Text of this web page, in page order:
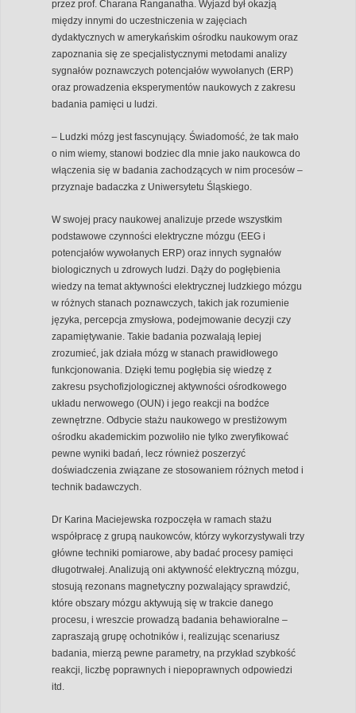
przez prof. Charana Ranganatha. Wyjazd był okazją
między innymi do uczestniczenia w zajęciach
dydaktycznych w amerykańskim ośrodku naukowym oraz
zapoznania się ze specjalistycznymi metodami analizy
sygnałów poznawczych potencjałów wywołanych (ERP)
oraz prowadzenia eksperymentów naukowych z zakresu
badania pamięci u ludzi.
– Ludzki mózg jest fascynujący. Świadomość, że tak mało
o nim wiemy, stanowi bodziec dla mnie jako naukowca do
włączenia się w badania zachodzących w nim procesów –
przyznaje badaczka z Uniwersytetu Śląskiego.
W swojej pracy naukowej analizuje przede wszystkim
podstawowe czynności elektryczne mózgu (EEG i
potencjałów wywołanych ERP) oraz innych sygnałów
biologicznych u zdrowych ludzi. Dąży do pogłębienia
wiedzy na temat aktywności elektrycznej ludzkiego mózgu
w różnych stanach poznawczych, takich jak rozumienie
języka, percepcja zmysłowa, podejmowanie decyzji czy
zapamiętywanie. Takie badania pozwalają lepiej
zrozumieć, jak działa mózg w stanach prawidłowego
funkcjonowania. Dzięki temu pogłębia się wiedzę z
zakresu psychofizjologicznej aktywności ośrodkowego
układu nerwowego (OUN) i jego reakcji na bodźce
zewnętrzne. Odbycie stażu naukowego w prestiżowym
ośrodku akademickim pozwoliło nie tylko zweryfikować
pewne wyniki badań, lecz również poszerzyć
doświadczenia związane ze stosowaniem różnych metod i
technik badawczych.
Dr Karina Maciejewska rozpoczęła w ramach stażu
współpracę z grupą naukowców, którzy wykorzystywali trzy
główne techniki pomiarowe, aby badać procesy pamięci
długotrwałej. Analizują oni aktywność elektryczną mózgu,
stosują rezonans magnetyczny pozwalający sprawdzić,
które obszary mózgu aktywują się w trakcie danego
procesu, i wreszcie prowadzą badania behawioralne –
zapraszają grupę ochotników i, realizując scenariusz
badania, mierzą pewne parametry, na przykład szybkość
reakcji, liczbę poprawnych i niepoprawnych odpowiedzi
itd.